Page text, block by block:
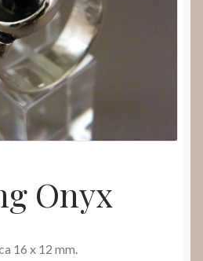
Submenu
uitvouwen
Onyx
16 x 12 mm.